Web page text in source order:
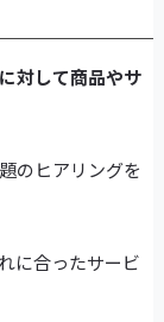
対して商品やサ
のヒアリングを
に合ったサービ